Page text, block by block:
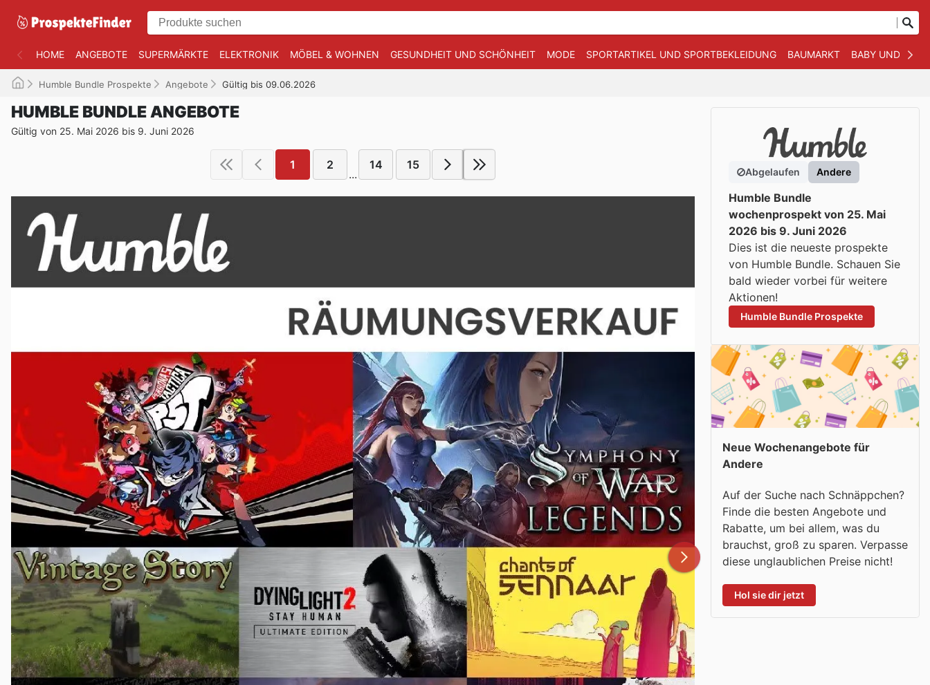
HOME ANGEBOTE SUPERMÄRKTE ELEKTRONIK MÖBEL & WOHNEN GESUNDHEIT UND SCHÖNHEIT MODE SPORTARTIKEL UND SPORTBEKLEIDUNG BAUMARKT BABY UND KIND
Humble Bundle Prospekte Angebote Gültig bis 09.06.2026
HUMBLE BUNDLE ANGEBOTE
Gültig von 25. Mai 2026 bis 9. Juni 2026
1 2
...
14 15
Abgelaufen Andere
Humble Bundle
wochenprospekt von 25. Mai
2026 bis 9. Juni 2026
Dies ist die neueste prospekte
von Humble Bundle. Schauen Sie
bald wieder vorbei für weitere
Aktionen!
Humble Bundle Prospekte
Neue Wochenangebote für
Andere
Auf der Suche nach Schnäppchen?
Finde die besten Angebote und
Rabatte, um bei allem, was du
brauchst, groß zu sparen. Verpasse
diese unglaublichen Preise nicht!
Hol sie dir jetzt